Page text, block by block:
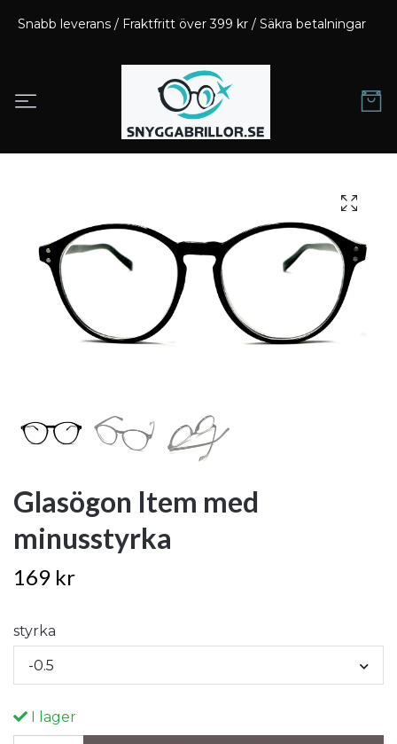
Snabb leverans / Fraktfritt över 399 kr / Säkra betalningar
Glasögon Item med
minusstyrka
169 kr
styrka
-0.5
I lager